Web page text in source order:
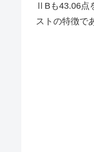
ⅡBも43.06点
ストの特徴で